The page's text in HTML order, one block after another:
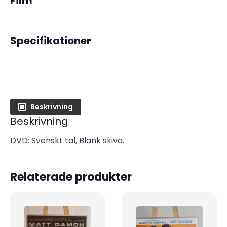
Specifikationer
Beskrivning
Beskrivning
DVD: Svenskt tal, Blank skiva.
Relaterade produkter